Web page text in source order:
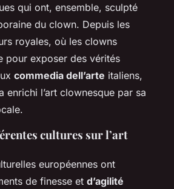
qui ont, ensemble, sculpté
du clown. Depuis les
royales, où les clowns
pour exposer des vérités
commedia dell’arte italiens,
enrichi l’art clownesque par sa
cultures sur l’art
européennes ont
de finesse et d’agilité